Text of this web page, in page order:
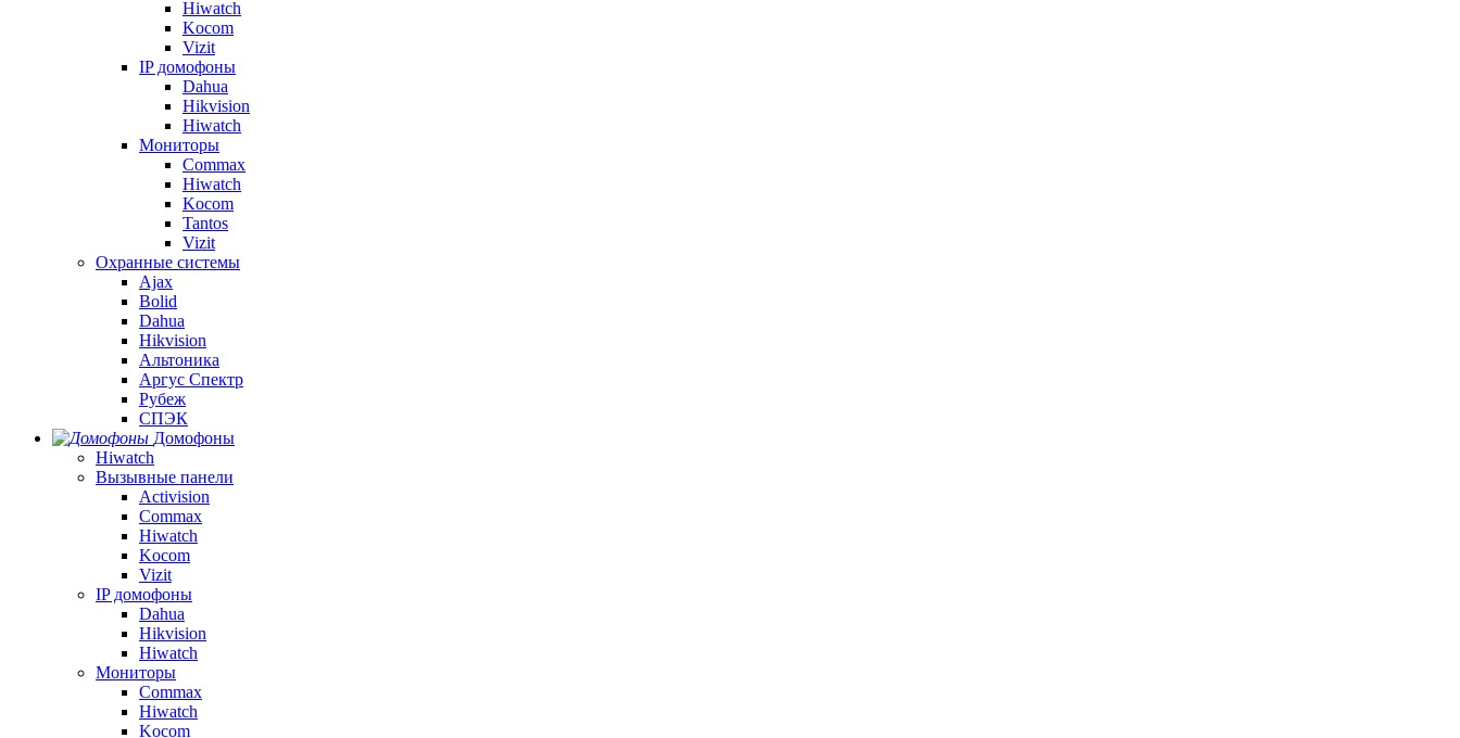
Hiwatch
Kocom
Vizit
IP домофоны
Dahua
Hikvision
Hiwatch
Мониторы
Commax
Hiwatch
Kocom
Tantos
Vizit
Охранные системы
Ajax
Bolid
Dahua
Hikvision
Альтоника
Аргус Спектр
Рубеж
СПЭК
Домофоны
Hiwatch
Вызывные панели
Activision
Commax
Hiwatch
Kocom
Vizit
IP домофоны
Dahua
Hikvision
Hiwatch
Мониторы
Commax
Hiwatch
Kocom